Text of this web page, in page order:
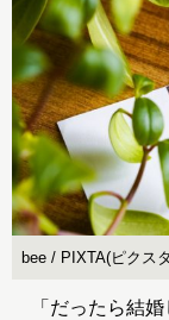
bee / PIXTA(ピクス
「だったら結婚